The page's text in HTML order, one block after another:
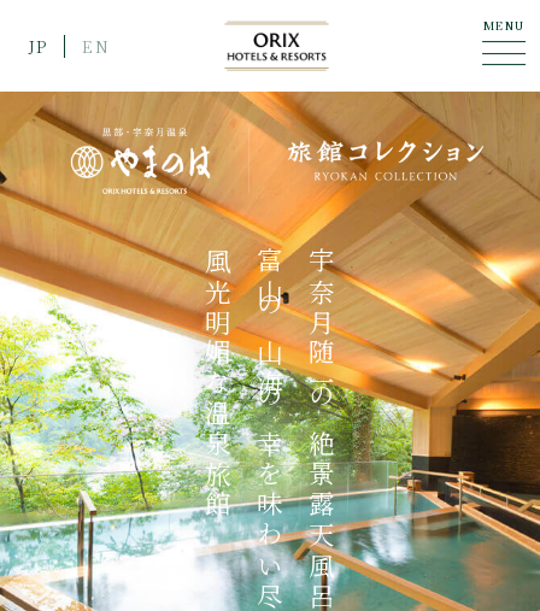
JP EN
MENU
宇奈月随一の絶景露天風呂と
富山の山海の幸を味わい尽くす
風光明媚な温泉旅館